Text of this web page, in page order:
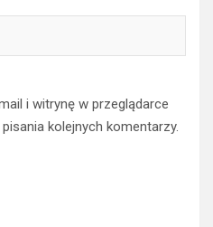
i witrynę w przeglądarce
kolejnych komentarzy.